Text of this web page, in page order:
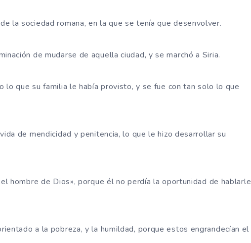
la sociedad romana, en la que se tenía que desenvolver.
de mudarse de aquella ciudad, y se marchó a Siria.
lo que su familia le había provisto, y se fue con tan solo lo que
de mendicidad y penitencia, lo que le hizo desarrollar su
hombre de Dios», porque él no perdía la oportunidad de hablarle
a la pobreza, y la humildad, porque estos engrandecían el